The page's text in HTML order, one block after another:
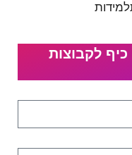
כיף לקבוצות